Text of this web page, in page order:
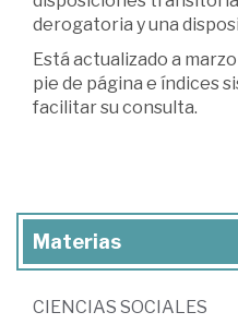
derogatoria y una
Está actualizado a
pie de página e índices
facilitar su consulta.
Materias
CIENCIAS SOCIALES